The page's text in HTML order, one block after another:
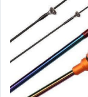
男性精品與服飾
女裝與服飾配件
偶像、球員卡與郵幣
手錶與飾品配件